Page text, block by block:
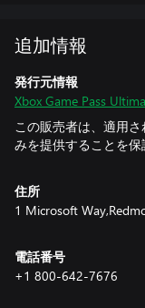
ください。
詳細情報
発行事業者: 日本マイ
きます。
お問い合わせ窓口 : 日
ポート カスタマー サ
追加情報
発行元情報
Xbox Game Pass
この販売者は、適用
みを提供することを保
住所
1 Microsoft
電話番号
+1 800-642-7676